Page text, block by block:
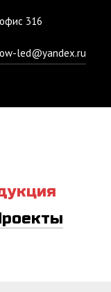
316
led@yandex.ru